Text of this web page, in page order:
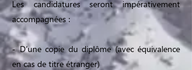
Les candidatures seront impérativement
accompagnées :
- D’une copie du diplôme (avec équivalence
en cas de titre étranger)